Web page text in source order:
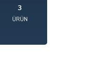
3
ÜRÜN